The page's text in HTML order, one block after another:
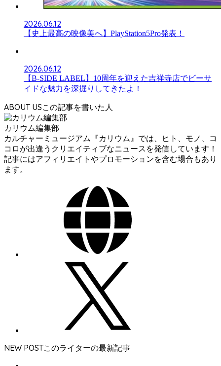
2026.06.12
【史上最高の映像美へ】PlayStation5Pro発表！
2026.06.12
【B-SIDE LABEL】10周年を迎えた吉祥寺店でビーサ
イドな魅力を深掘りしてきたよ！
ABOUT US
カリウム編集部
カルチャーミュージアム『カリウム』では、ヒト、モノ、コ
コロが出逢うクリエイティブなニュースを発信しています！
記事にはアフィリエイトやプロモーションを含む場合もあり
ます。
NEW POST